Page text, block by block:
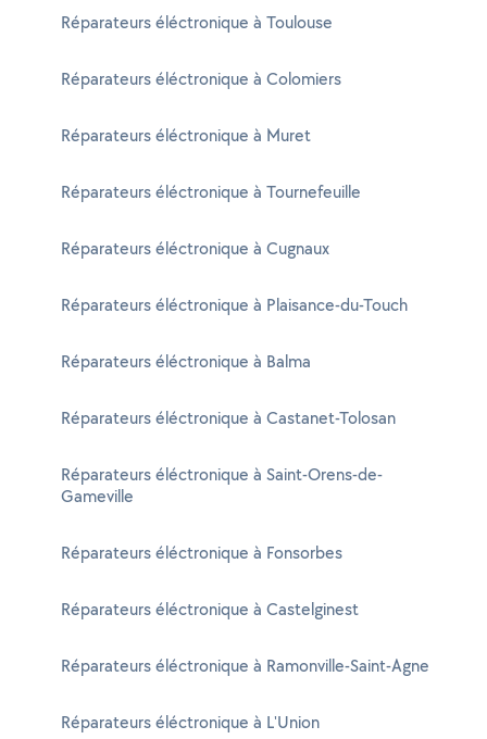
Réparateurs éléctronique à Toulouse
Réparateurs éléctronique à Colomiers
Réparateurs éléctronique à Muret
Réparateurs éléctronique à Tournefeuille
Réparateurs éléctronique à Cugnaux
Réparateurs éléctronique à Plaisance-du-Touch
Réparateurs éléctronique à Balma
Réparateurs éléctronique à Castanet-Tolosan
Réparateurs éléctronique à Saint-Orens-de-
Gameville
Réparateurs éléctronique à Fonsorbes
Réparateurs éléctronique à Castelginest
Réparateurs éléctronique à Ramonville-Saint-Agne
Réparateurs éléctronique à L'Union